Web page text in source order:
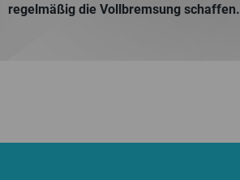
regelmäßig die Vollbremsung schaffen.